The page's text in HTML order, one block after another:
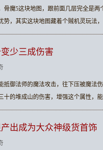
骨魔5这块地图，跟前面几层完全是
势，其实这块地图藏着个贼机灵玩法
少三成伤害
抵御法师的魔法攻击，往下压被魔法
十的堆成山的伤害，‌增强这个属性，
出成为大众神级货首饰